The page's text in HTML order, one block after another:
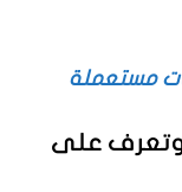
مستعملة
على